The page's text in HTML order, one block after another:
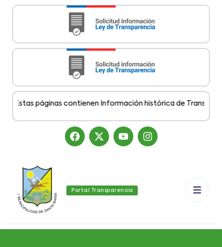
páginas contienen Información histórica de
Portal Transparencia